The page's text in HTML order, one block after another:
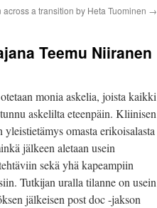
across a transition by Heta Tuominen →
Teemu Niiranen
monia askelia, joista kaikki
askelilta eteenpäin. Kliinisen
omasta erikoisalasta
jälkeen aletaan usein
sekä yhä kapeampiin
Tutkijan uralla tilanne on usein
jälkeisen post doc -jakson